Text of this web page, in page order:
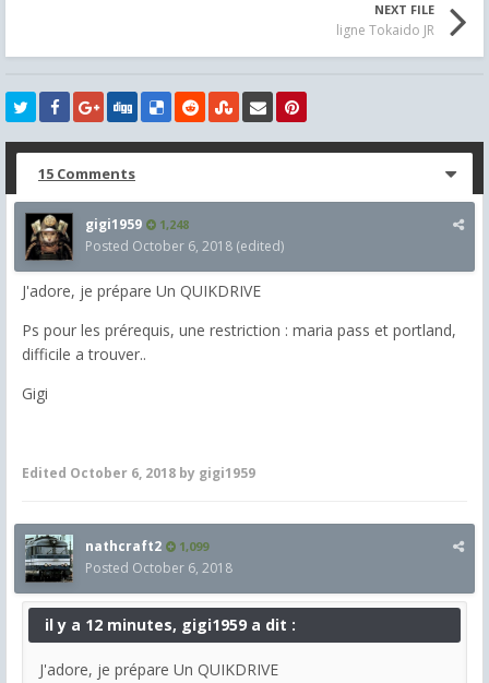
NEXT FILE
ligne Tokaido JR
15 Comments
gigi1959 1,248
Posted October 6, 2018 (edited)
J'adore, je prépare Un QUIKDRIVE
Ps pour les prérequis, une restriction : maria pass et portland,
difficile a trouver..
Gigi
Edited October 6, 2018 by gigi1959
nathcraft2 1,099
Posted October 6, 2018
il y a 12 minutes, gigi1959 a dit :
J'adore, je prépare Un QUIKDRIVE